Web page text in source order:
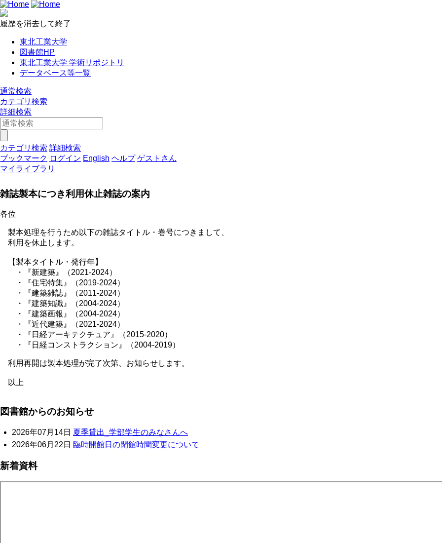
履歴を消去して終了
東北工業大学
図書館HP
東北工業大学 学術リポジトリ
データベース等一覧
通常検索
カテゴリ検索
詳細検索
カテゴリ検索 詳細検索
ブックマーク ログイン English ヘルプ ゲストさん
マイライブラリ
雑誌製本につき利用休止雑誌の案内
各位
製本処理を行うため以下の雑誌タイトル・巻号につきまして、
利用を休止します。
【製本タイトル・発行年】
・『新建築』（2021-2024）
・『住宅特集』（2019-2024）
・『建築雑誌』（2011-2024）
・『建築知識』（2004-2024）
・『建築画報』（2004-2024）
・『近代建築』（2021-2024）
・『日経アーキテクチュア』（2015-2020）
・『日経コンストラクション』（2004-2019）
利用再開は製本処理が完了次第、お知らせします。
以上
図書館からのお知らせ
2026年07月14日 夏季貸出_学部学生のみなさんへ
2026年06月22日 臨時開館日の閉館時間変更について
新着資料